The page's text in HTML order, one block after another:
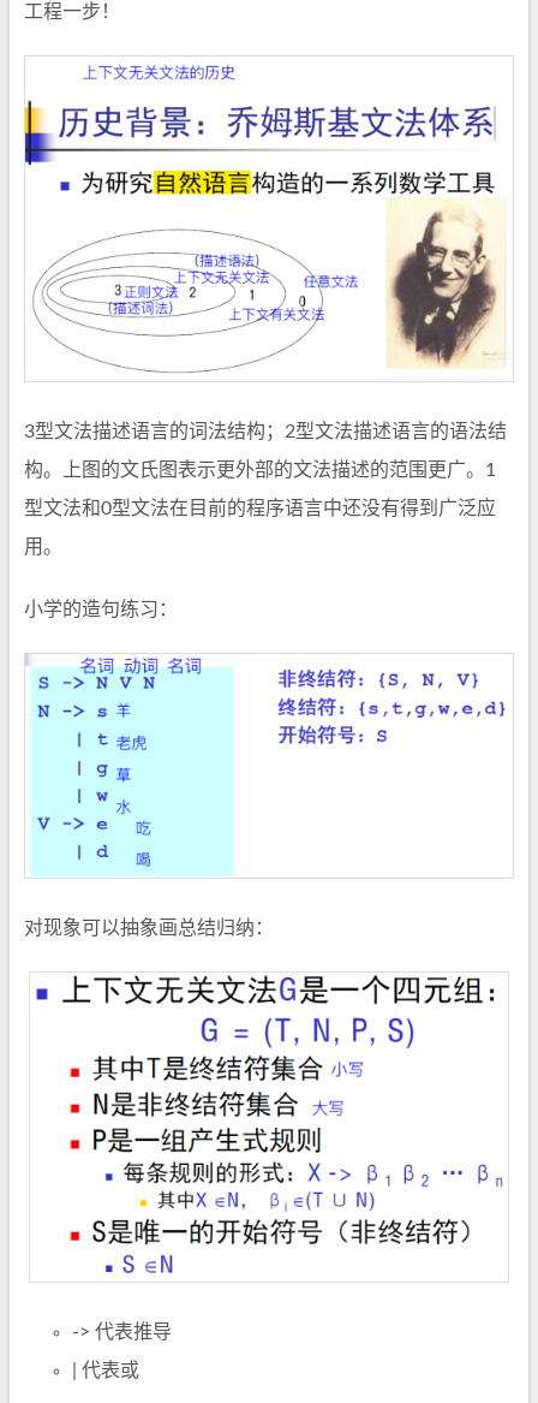
工程一步！
3型文法描述语言的词法结构；2型文法描述语言的语法结
构。上图的文氏图表示更外部的文法描述的范围更广。1
型文法和0型文法在目前的程序语言中还没有得到广泛应
用。
小学的造句练习：
对现象可以抽象画总结归纳：
-> 代表推导
| 代表或